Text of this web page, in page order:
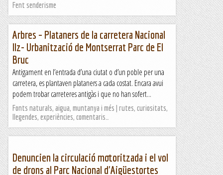
Fent senderisme
Arbres – Plataners de la carretera Nacional
IIz- Urbanització de Montserrat Parc de El
Bruc
Antigament en l’entrada d’una ciutat o d’un poble per una
carretera, es plantaven plataners a cada costat. Encara avui
podem trobar carreteres antigàs i que no han sofert...
Fonts naturals, aigua, muntanya i més | rutes, curiositats,
llegendes, experiències, comentaris…
Denuncien la circulació motoritzada i el vol
de drons al Parc Nacional d'Aigüestortes